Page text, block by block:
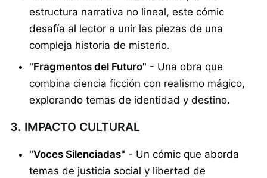
estructura narrativa no lineal, este cómic
desafía al lector a unir las piezas de una
compleja historia de misterio.
"Fragmentos del Futuro" - Una obra que
combina ciencia ficción con realismo mágico,
explorando temas de identidad y destino.
3. IMPACTO CULTURAL
"Voces Silenciadas" - Un cómic que aborda
temas de justicia social y libertad de